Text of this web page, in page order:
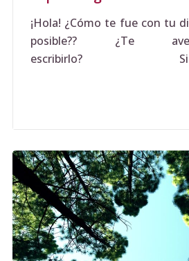
¡Hola! ¿Cómo te fue con tu
posible?? ¿Te
escribirlo? Si aún